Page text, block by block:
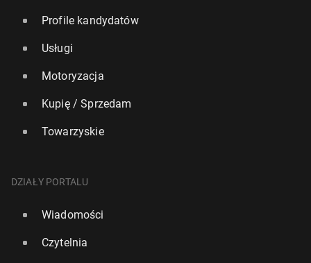
Profile kandydatów
Usługi
Motoryzacja
Kupię / Sprzedam
Towarzyskie
DZIAŁY PORTALU
Wiadomości
Czytelnia